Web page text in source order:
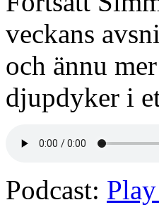
veckans
och ännu
djupdyker i
Podcast: